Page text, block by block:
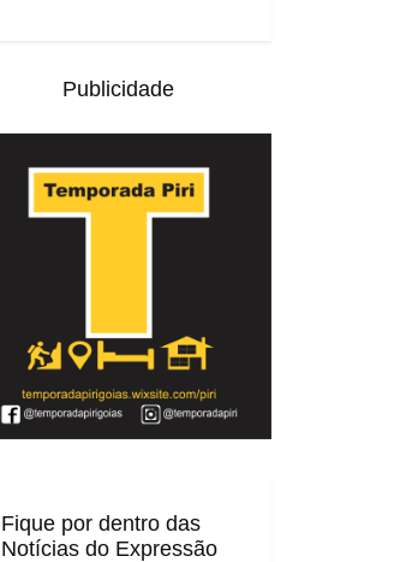
Publicidade
Fique por dentro das
Notícias do Expressão